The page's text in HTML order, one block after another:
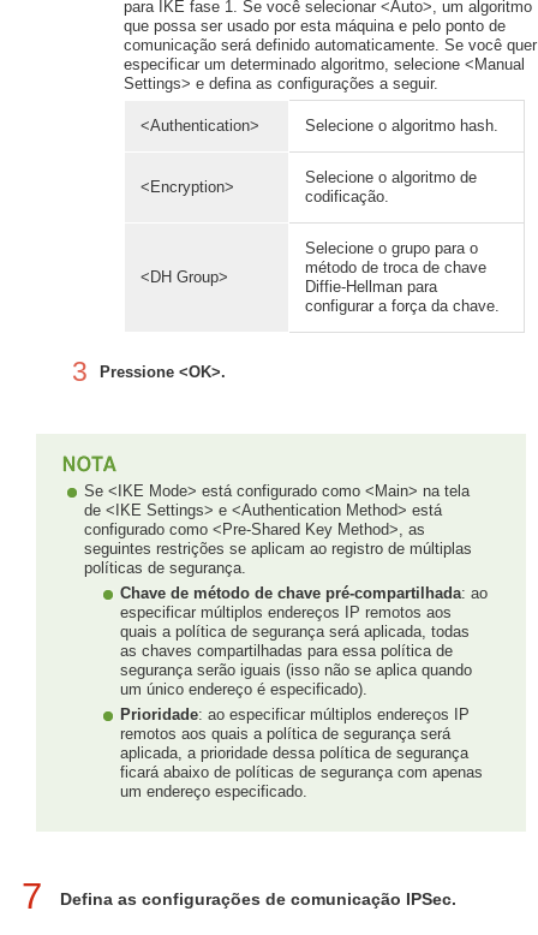
para IKE fase 1. Se você selecionar <Auto>, um algoritmo
que possa ser usado por esta máquina e pelo ponto de
comunicação será definido automaticamente. Se você quer
especificar um determinado algoritmo, selecione <Manual
Settings> e defina as configurações a seguir.
<Authentication> Selecione o algoritmo hash.
<Encryption>
Selecione o algoritmo de
codificação.
<DH Group>
Selecione o grupo para o
método de troca de chave
Diffie-Hellman para
configurar a força da chave.
3 Pressione <OK>.
Se <IKE Mode> está configurado como <Main> na tela
de <IKE Settings> e <Authentication Method> está
configurado como <Pre-Shared Key Method>, as
seguintes restrições se aplicam ao registro de múltiplas
políticas de segurança.
Chave de método de chave pré-compartilhada: ao
especificar múltiplos endereços IP remotos aos
quais a política de segurança será aplicada, todas
as chaves compartilhadas para essa política de
segurança serão iguais (isso não se aplica quando
um único endereço é especificado).
Prioridade: ao especificar múltiplos endereços IP
remotos aos quais a política de segurança será
aplicada, a prioridade dessa política de segurança
ficará abaixo de políticas de segurança com apenas
um endereço especificado.
7 Defina as configurações de comunicação IPSec.